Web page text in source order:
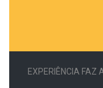
EXPERIÊNCIA FAZ